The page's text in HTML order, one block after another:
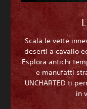
Scala le vette
deserti a cavallo
Esplora antichi
e manufatti
UNCHARTED ti
in